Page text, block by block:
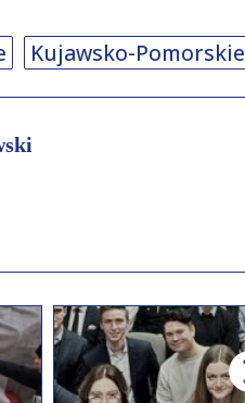
Kujawsko-Pomorskie